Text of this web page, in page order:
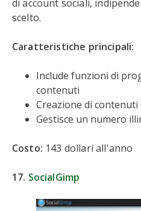
di account sociali,
scelto.
Caratteristiche principali:
Include funzioni di
contenuti
Creazione di contenuti
Gestisce un numero
Costo: 143 dollari all'anno
17. SocialGimp